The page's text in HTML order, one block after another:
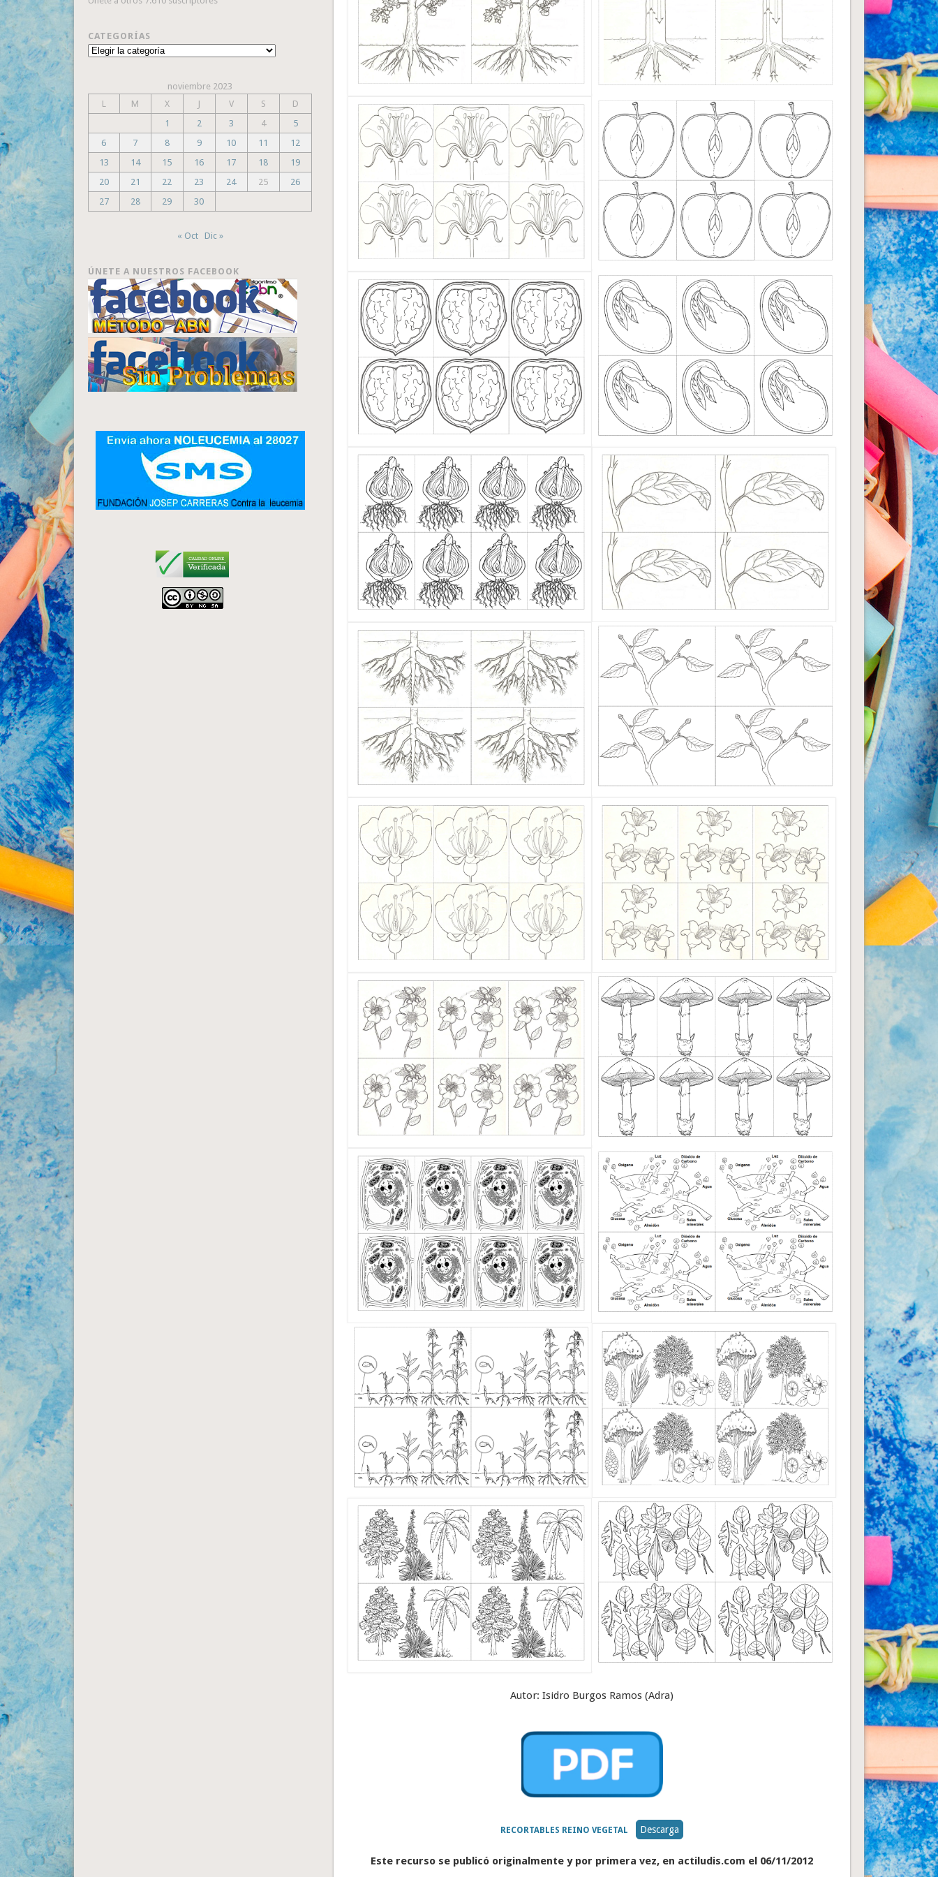
Autor: Isidro Burgos Ramos (Adra)
RECORTABLES REINO VEGETAL Descarga
Este recurso se publicó originalmente y por primera vez, en actiludis.com el 06/11/2012
CATEGORÍAS
Categorías
noviembre 2023
L
M X J V S
D
1
2 3 4
5
6
7 8 9 10 11
12
13
14 15 16 17 18
19
20
21 22 23 24 25
26
27
28 29 30
« Oct Dic »
ÚNETE A NUESTROS FACEBOOK